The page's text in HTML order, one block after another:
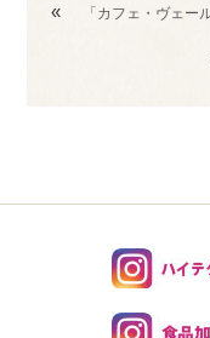
« 「カフェ・ヴェー